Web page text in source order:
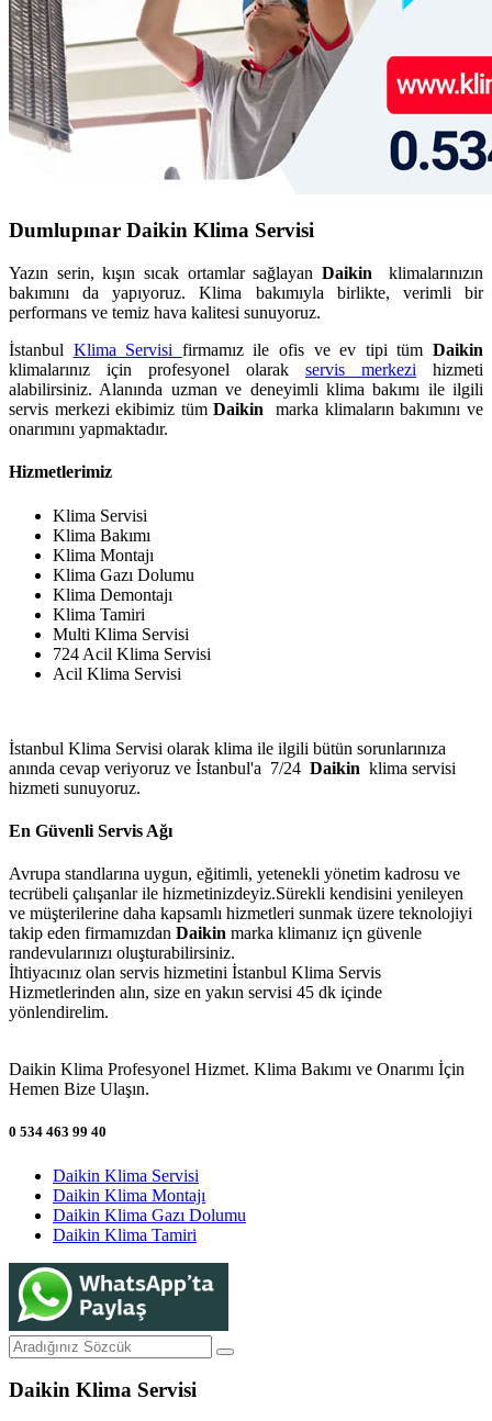
Dumlupınar Daikin Klima Servisi
Yazın serin, kışın sıcak ortamlar sağlayan Daikin klimalarınızın
bakımını da yapıyoruz. Klima bakımıyla birlikte, verimli bir
performans ve temiz hava kalitesi sunuyoruz.
İstanbul Klima Servisi firmamız ile ofis ve ev tipi tümDaikin
klimalarınız için profesyonel olarak servis merkezi hizmeti
alabilirsiniz. Alanında uzman ve deneyimli klima bakımı ile ilgili
servis merkezi ekibimiz tümDaikinmarka klimaların bakımını ve
onarımını yapmaktadır.
Hizmetlerimiz
Klima Servisi
Klima Bakımı
Klima Montajı
Klima Gazı Dolumu
Klima Demontajı
Klima Tamiri
Multi Klima Servisi
724 Acil Klima Servisi
Acil Klima Servisi
İstanbul Klima Servisi olarak klima ile ilgili bütün sorunlarınıza
anında cevap veriyoruz ve İstanbul'a 7/24 Daikin klima servisi
hizmeti sunuyoruz.
En Güvenli Servis Ağı
Avrupa standlarına uygun, eğitimli, yetenekli yönetim kadrosu ve
tecrübeli çalışanlar ile hizmetinizdeyiz.Sürekli kendisini yenileyen
ve müşterilerine daha kapsamlı hizmetleri sunmak üzere teknolojiyi
takip eden firmamızdan Daikin marka klimanız içn güvenle
randevularınızı oluşturabilirsiniz.
İhtiyacınız olan servis hizmetini İstanbul Klima Servis
Hizmetlerinden alın, size en yakın servisi 45 dk içinde
yönlendirelim.
Daikin Klima Profesyonel Hizmet. Klima Bakımı ve Onarımı İçin
Hemen Bize Ulaşın.
0 534 463 99 40
Daikin Klima Servisi
Daikin Klima Montajı
Daikin Klima Gazı Dolumu
Daikin Klima Tamiri
Daikin Klima Servisi